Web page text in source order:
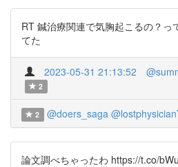
RT 鍼治療関連で気胸起こるの？っ
てた
2023-05-31 21:13:52
2
2 @doers_saga
論文調べちゃったわ https://t.co/